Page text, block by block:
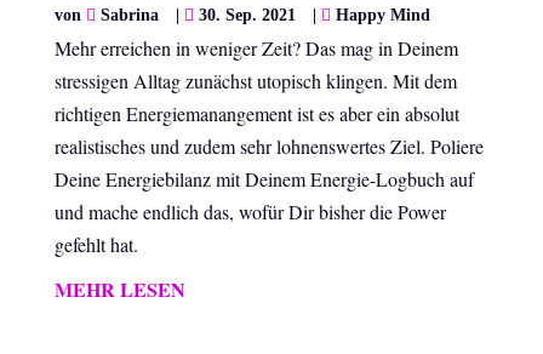
von Sabrina 30. Sep. 2021 Happy Mind
Mehr erreichen in weniger Zeit? Das mag in Deinem
stressigen Alltag zunächst utopisch klingen. Mit dem
richtigen Energiemanangement ist es aber ein absolut
realistisches und zudem sehr lohnenswertes Ziel. Poliere
Deine Energiebilanz mit Deinem Energie-Logbuch auf
und mache endlich das, wofür Dir bisher die Power
gefehlt hat.
MEHR LESEN